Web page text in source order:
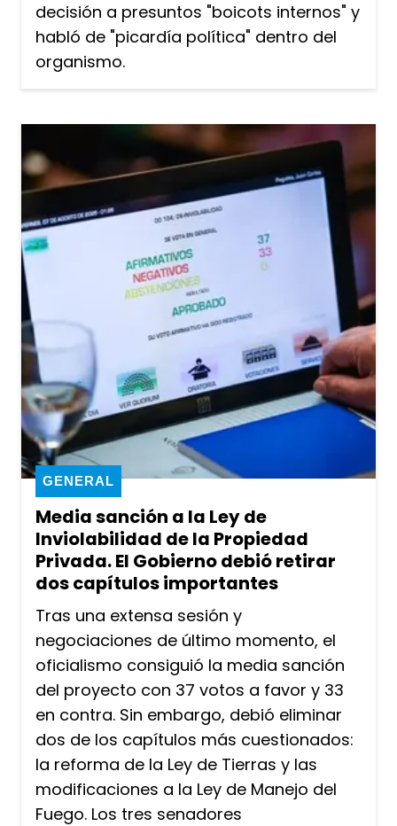
decisión a presuntos "boicots internos" y
habló de "picardía política" dentro del
organismo.
Media sanción a la Ley de
Inviolabilidad de la Propiedad
Privada. El Gobierno debió retirar
dos capítulos importantes
GENERAL
Tras una extensa sesión y
negociaciones de último momento, el
oficialismo consiguió la media sanción
del proyecto con 37 votos a favor y 33
en contra. Sin embargo, debió eliminar
dos de los capítulos más cuestionados:
la reforma de la Ley de Tierras y las
modificaciones a la Ley de Manejo del
Fuego. Los tres senadores